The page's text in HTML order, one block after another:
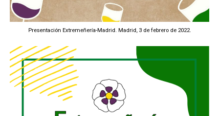
Presentación Extremeñería-Madrid. Madrid, 3 de febrero de 2022.